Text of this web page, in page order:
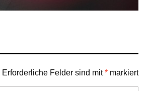
Erforderliche Felder sind mit* markiert